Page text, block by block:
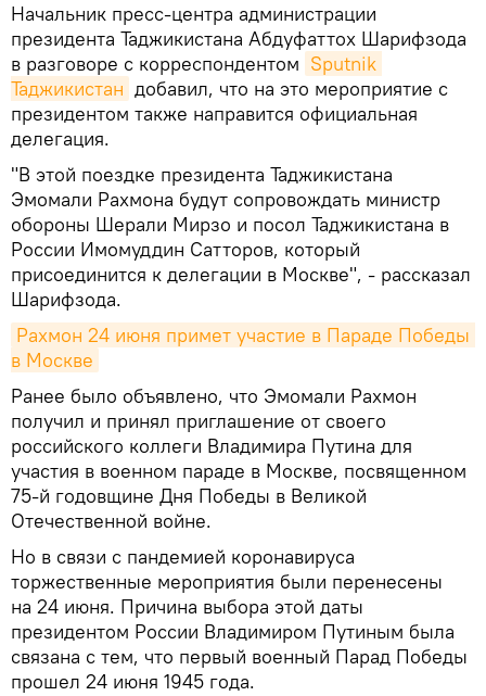
Начальник пресс-центра администрации
президента Таджикистана Абдуфаттох Шарифзода
в разговоре с корреспондентом Sputnik
Таджикистан добавил, что на это мероприятие с
президентом также направится официальная
делегация.
"В этой поездке президента Таджикистана
Эмомали Рахмона будут сопровождать министр
обороны Шерали Мирзо и посол Таджикистана в
России Имомуддин Сатторов, который
присоединится к делегации в Москве", - рассказал
Шарифзода.
Рахмон 24 июня примет участие в Параде Победы
в Москве
Ранее было объявлено, что Эмомали Рахмон
получил и принял приглашение от своего
российского коллеги Владимира Путина для
участия в военном параде в Москве, посвященном
75-й годовщине Дня Победы в Великой
Отечественной войне.
Но в связи с пандемией коронавируса
торжественные мероприятия были перенесены
на 24 июня. Причина выбора этой даты
президентом России Владимиром Путиным была
связана с тем, что первый военный Парад Победы
прошел 24 июня 1945 года.